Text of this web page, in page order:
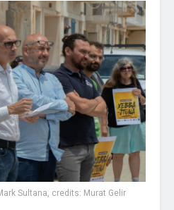
Sultana, credits: Murat Gelir